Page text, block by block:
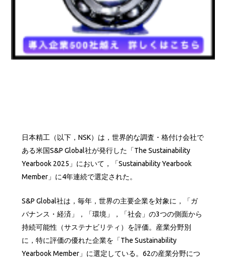
日本精工（以下，NSK）は，世界的な調査・格付け会社で
ある米国S&P Global社が発行した「The Sustainability
Yearbook 2025」において，「Sustainability Yearbook
Member」に4年連続で選定された。
S&P Global社は，毎年，世界の主要企業を対象に，「ガ
バナンス・経済」，「環境」，「社会」の3つの側面から
持続可能性（サステナビリティ）を評価。産業分野別
に，特に評価の優れた企業を「The Sustainability
Yearbook Member」に選定している。62の産業分野につ